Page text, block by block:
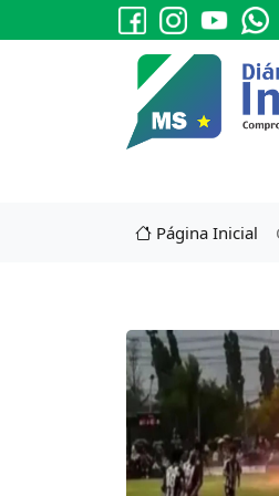
Página Inicial